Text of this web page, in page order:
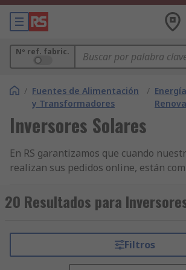
Nº ref. fabric.
/ Fuentes de Alimentación
y Transformadores
/
Inversores Solares
En RS garantizamos que cuando
realizan sus pedidos online, están
con las normas de seguridad
construido nuestra reputación sobre
componentes de Inversores
productos de Energía renovable y
20 Resultados para
Filtros